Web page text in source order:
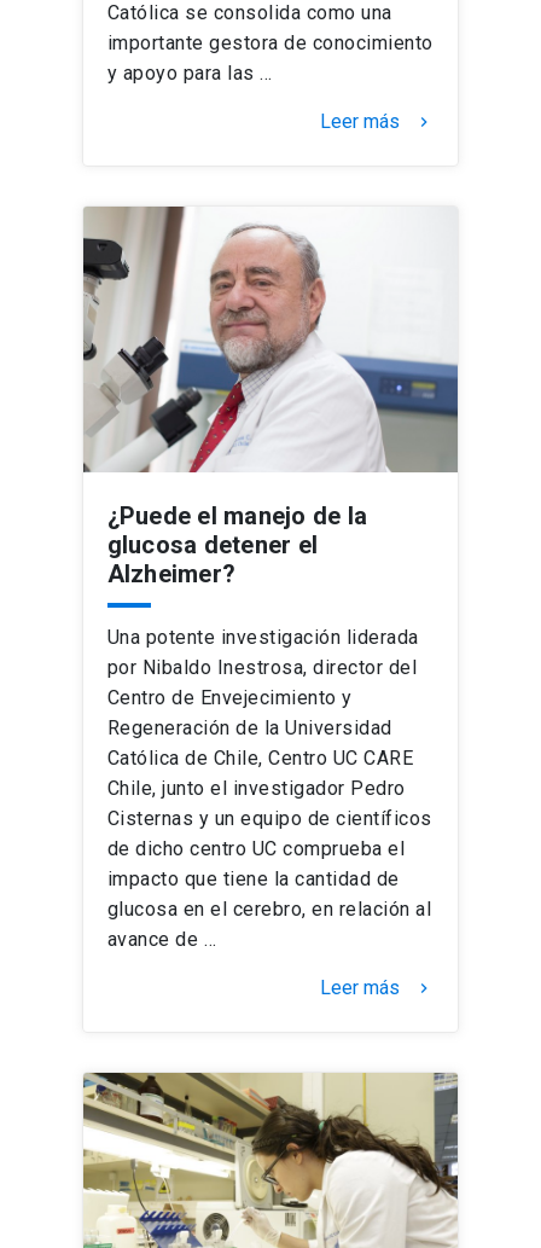
Católica se consolida como una
importante gestora de conocimiento
y apoyo para las …
Leer más keyboard_arrow_right
¿Puede el manejo de la
glucosa detener el
Alzheimer?
Una potente investigación liderada
por Nibaldo Inestrosa, director del
Centro de Envejecimiento y
Regeneración de la Universidad
Católica de Chile, Centro UC CARE
Chile, junto el investigador Pedro
Cisternas y un equipo de científicos
de dicho centro UC comprueba el
impacto que tiene la cantidad de
glucosa en el cerebro, en relación al
avance de …
Leer más keyboard_arrow_right